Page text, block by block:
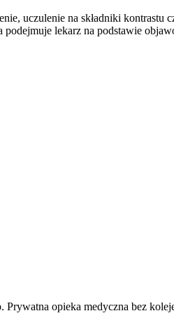
uczulenie na składniki kontrastu
lekarz na podstawie
opieka medyczna bez